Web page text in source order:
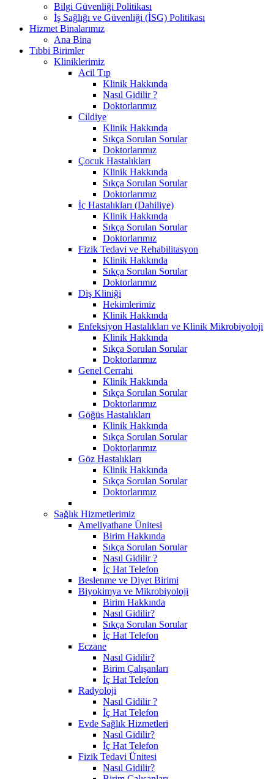
Bilgi Güvenliği Politikası
İş Sağlığı ve Güvenliği (İSG) Politikası
Hizmet Binalarımız
Ana Bina
Tıbbi Birimler
Kliniklerimiz
Acil Tıp
Klinik Hakkında
Nasıl Gidilir ?
Doktorlarımız
Cildiye
Klinik Hakkında
Sıkça Sorulan Sorular
Doktorlarımız
Çocuk Hastalıkları
Klinik Hakkında
Sıkça Sorulan Sorular
Doktorlarımız
İç Hastalıkları (Dahiliye)
Klinik Hakkında
Sıkça Sorulan Sorular
Doktorlarımız
Fizik Tedavi ve Rehabilitasyon
Klinik Hakkında
Sıkça Sorulan Sorular
Doktorlarımız
Diş Kliniği
Hekimlerimiz
Klinik Hakkında
Enfeksiyon Hastalıkları ve Klinik Mikrobiyoloji
Klinik Hakkında
Sıkça Sorulan Sorular
Doktorlarımız
Genel Cerrahi
Klinik Hakkında
Sıkça Sorulan Sorular
Doktorlarımız
Göğüs Hastalıkları
Klinik Hakkında
Sıkça Sorulan Sorular
Doktorlarımız
Göz Hastalıkları
Klinik Hakkında
Sıkça Sorulan Sorular
Doktorlarımız
Sağlık Hizmetlerimiz
Ameliyathane Ünitesi
Birim Hakkında
Sıkça Sorulan Sorular
Nasıl Gidilir ?
İç Hat Telefon
Beslenme ve Diyet Birimi
Biyokimya ve Mikrobiyoloji
Birim Hakkında
Nasıl Gidilir?
Sıkça Sorulan Sorular
İç Hat Telefon
Eczane
Nasıl Gidilir?
Birim Çalışanları
İç Hat Telefon
Radyoloji
Nasıl Gidilir ?
İç Hat Telefon
Evde Sağlık Hizmetleri
Nasıl Gidilir?
İç Hat Telefon
Fizik Tedavi Ünitesi
Nasıl Gidilir?